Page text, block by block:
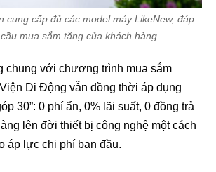
cung cấp đủ các model máy LikeNew, đáp
mua sắm tăng của khách hàng
chung với chương trình mua sắm
Di Động vẫn đồng thời áp dụng
30”: 0 phí ẩn, 0% lãi suất, 0 đồng trả
lên đời thiết bị công nghệ một cách
áp lực chi phí ban đầu.